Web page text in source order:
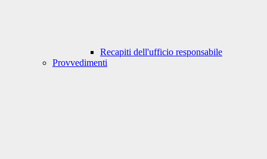
Recapiti dell'ufficio responsabile
Provvedimenti